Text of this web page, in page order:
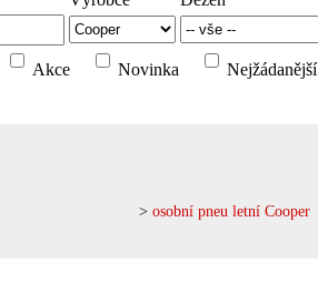
Akce Novinka Nejžádanější
> osobní pneu letní Cooper